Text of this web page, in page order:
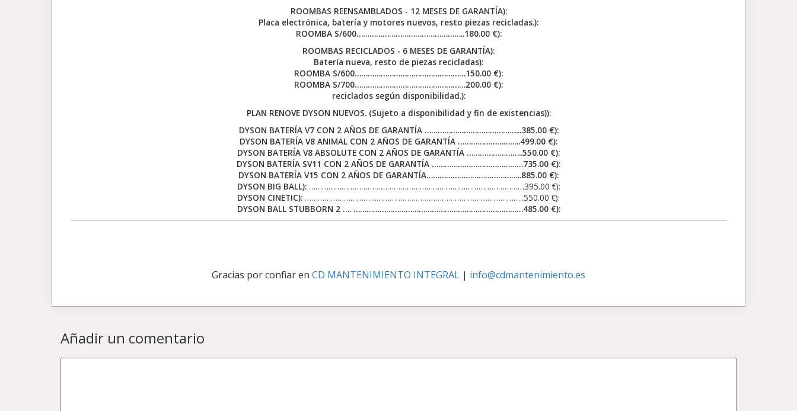
ROOMBAS REENSAMBLADOS - 12 MESES DE GARANTÍA):
Placa electrónica, batería y motores nuevos, resto piezas recicladas.):
ROOMBA S/600…………………………………………..180.00 €):
ROOMBAS RECICLADOS - 6 MESES DE GARANTÍA):
Batería nueva, resto de piezas recicladas):
ROOMBA S/600……………………………………………150.00 €):
ROOMBA S/700……………………………………………200.00 €):
reciclados según disponibilidad.):
PLAN RENOVE DYSON NUEVOS. (Sujeto a disponibilidad y fin de existencias)):
DYSON BATERÍA V7 CON 2 AÑOS DE GARANTÍA ……………………………………...385.00 €):
DYSON BATERÍA V8 ANIMAL CON 2 AÑOS DE GARANTÍA ………………………..499.00 €):
DYSON BATERÍA V8 ABSOLUTE CON 2 AÑOS DE GARANTÍA ……………………..550.00 €):
DYSON BATERÍA SV11 CON 2 AÑOS DE GARANTÍA ……………………………………735.00 €):
DYSON BATERÍA V15 CON 2 AÑOS DE GARANTÍA……………………………………..885.00 €):
DYSON BIG BALL):………………………………………………………………………………………395.00 €):
DYSON CINETIC): ………………………………………………………………………………………..550.00 €):
DYSON BALL STUBBORN 2 …. ……………………………………………………………………485.00 €):
Gracias por confiar en CD MANTENIMIENTO INTEGRAL | info@cdmantenimiento.es
Añadir un comentario